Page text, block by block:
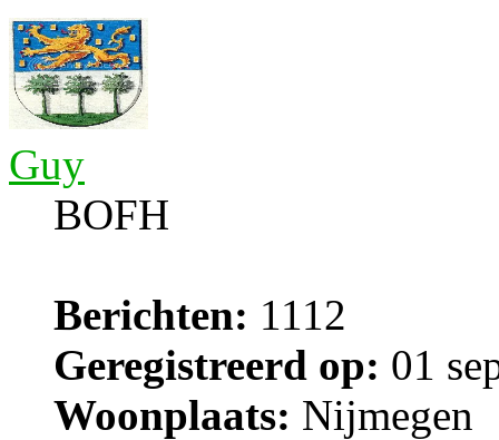
Guy
BOFH
Berichten: 1112
Geregistreerd op: 01
Woonplaats: Nijmegen